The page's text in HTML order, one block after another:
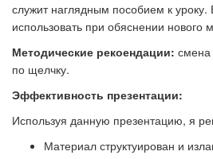
служит наглядным пособием к
использовать при обяснении нового
Методические рекоендации: смена
по щелчку.
Эффективность презентации:
Используя данную презентацию, я
Материал структуирован и